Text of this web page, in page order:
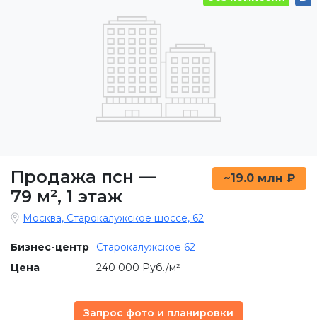
Продажа псн —
79 м², 1 этаж
~19.0 млн ₽
Москва, Старокалужское шоссе, 62
Бизнес-центр
Старокалужское 62
Цена
240 000 Руб./м²
Запрос фото и планировки